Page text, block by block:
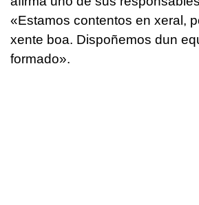
«Estamos contentos en xeral,
xente boa. Dispoñemos dun
formado».